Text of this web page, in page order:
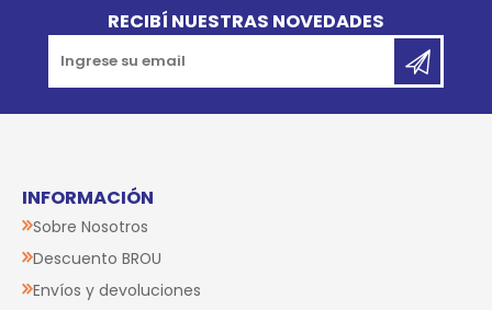
RECIBÍ NUESTRAS NOVEDADES
INFORMACIÓN
Sobre Nosotros
Descuento BROU
Envíos y devoluciones